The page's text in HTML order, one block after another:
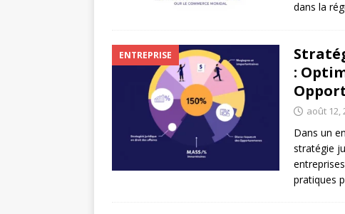
dans la
ENTREPRISE
:
août 12,
Dans un
stratégie
pratiques